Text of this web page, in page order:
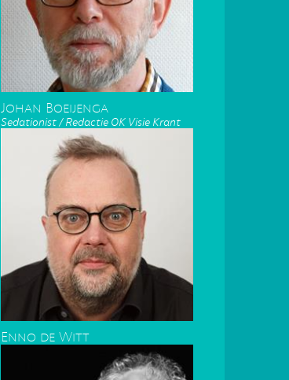
Johan Boeijenga
Sedationist / Redactie OK Visie Krant
Enno de Witt